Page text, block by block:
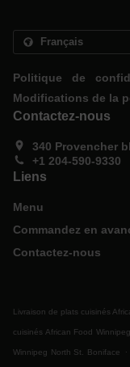
Politique de
Modifications de la
Contactez-nous
340 Provencher
+1 204-590-9330
Liens
Menu
Commandez en
Contactez-nous
Livraison de plats cuisinés
cuisinés African Food
Winnipeg North St. Boniface .